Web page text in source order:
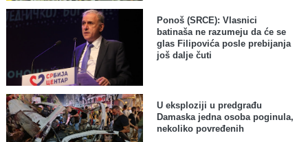
Ponoš (SRCE): Vlasnici
batinaša ne razumeju da će se
glas Filipovića posle prebijanja
još dalje čuti
U eksploziji u predgrađu
Damaska jedna osoba poginula,
nekoliko povređenih